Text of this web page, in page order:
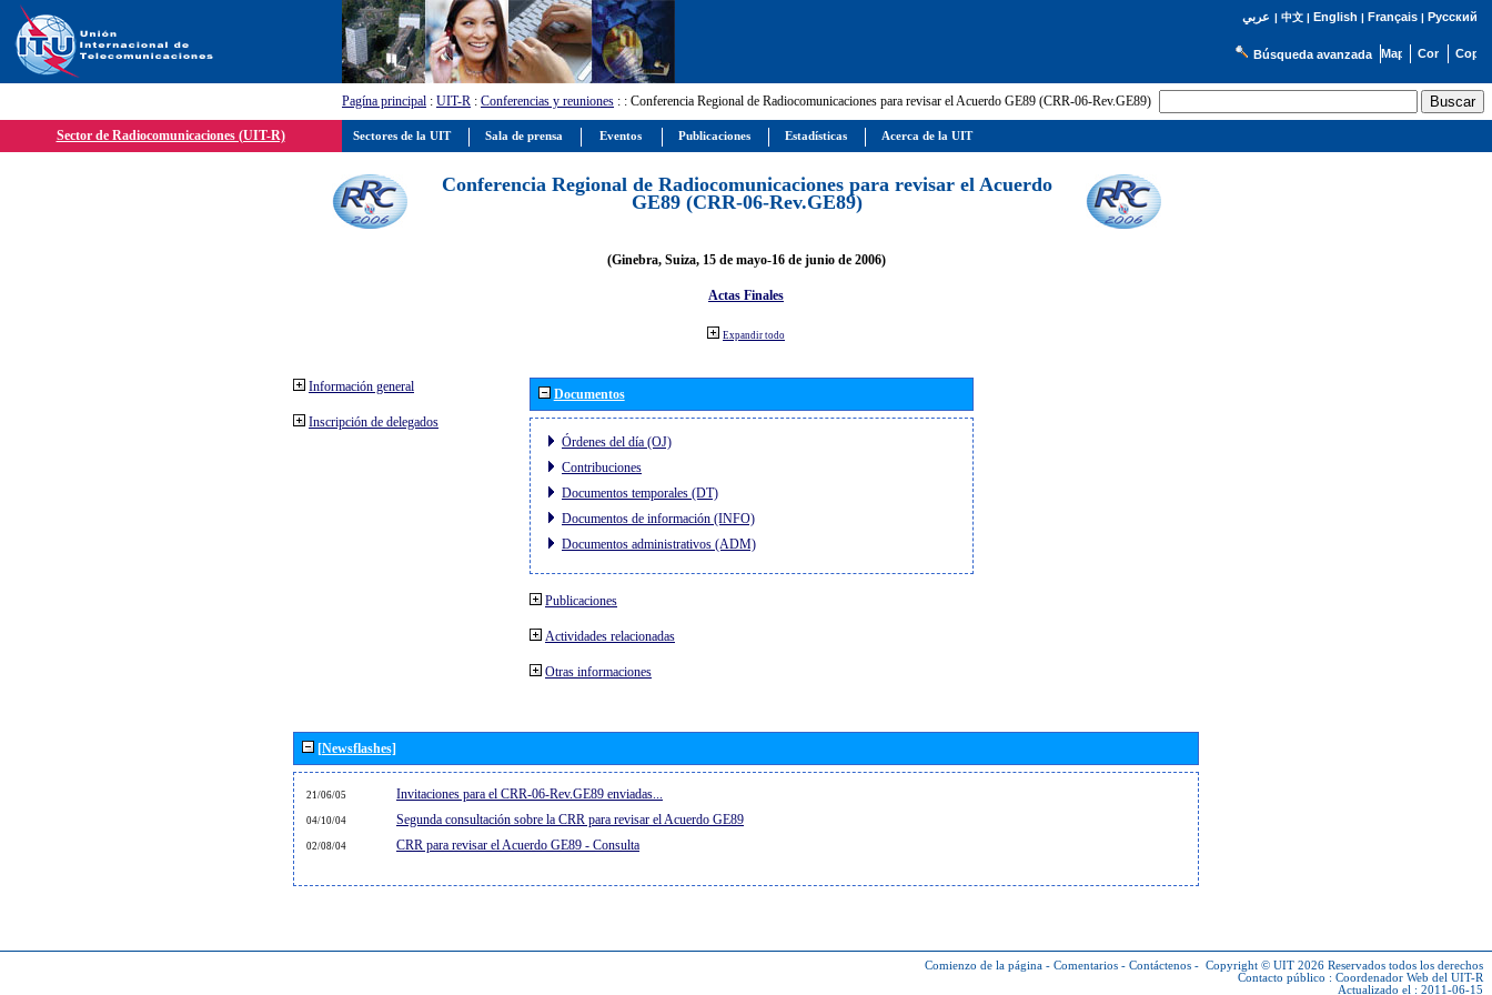
عربي | 中文| English | Français| Русский
Búsqueda avanzada
Pagína principal : UIT-R : Conferencias y reuniones : : Conferencia Regional de Radiocomunicaciones para revisar el Acuerdo GE89 (CRR-06-Rev.GE89)
Sector de Radiocomunicaciones (UIT-R)
Conferencia Regional de Radiocomunicaciones para revisar el Acuerdo
GE89 (CRR-06-Rev.GE89)
(Ginebra, Suiza, 15 de mayo-16 de junio de 2006)
Actas Finales
Expandir todo
Información general
Inscripción de delegados
Documentos
Órdenes del día (OJ)
Contribuciones
Documentos temporales (DT)
Documentos de información (INFO)
Documentos administrativos (ADM)
Publicaciones
Actividades relacionadas
Otras informaciones
[Newsflashes]
21/06/05 Invitaciones para el CRR-06-Rev.GE89 enviadas...
04/10/04 Segunda consultación sobre la CRR para revisar el Acuerdo GE89
02/08/04 CRR para revisar el Acuerdo GE89 - Consulta
Comienzo de la página - Comentarios - Contáctenos - Copyright © UIT 2026 Reservados todos los derechos
Contacto público : Coordenador Web del UIT-R
Actualizado el : 2011-06-15
Sectores de la UIT Sala de prensa Eventos Publicaciones Estadísticas Acerca de la UIT